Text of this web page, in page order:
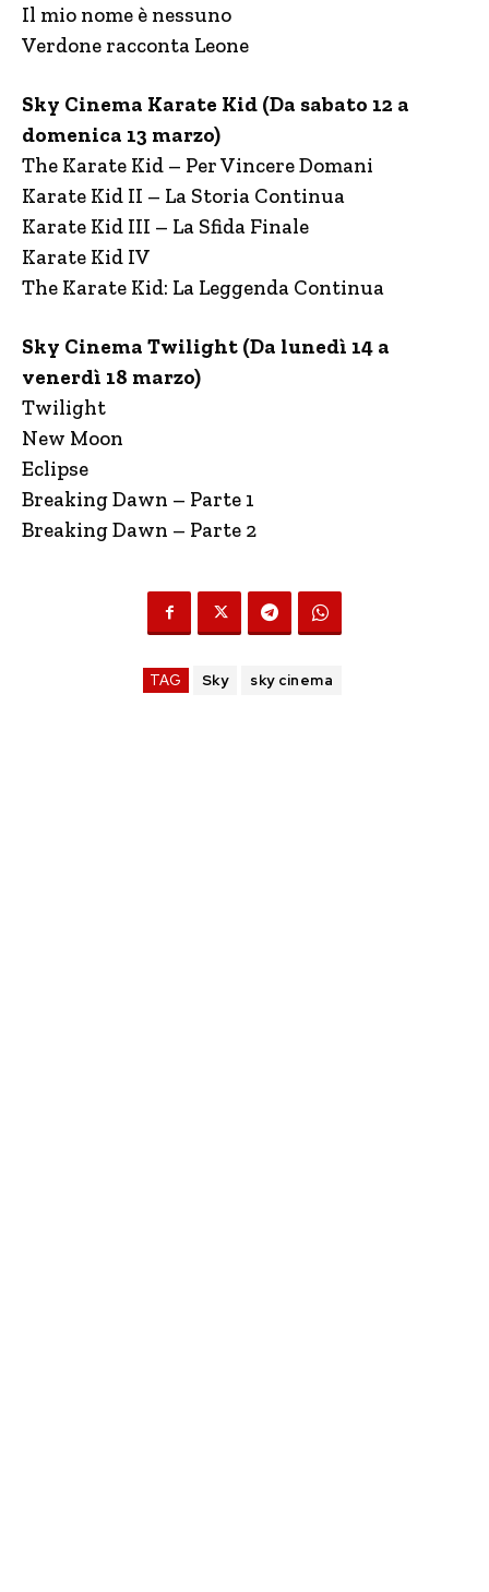
Il mio nome è nessuno
Verdone racconta Leone
Sky Cinema Karate Kid (Da sabato 12 a
domenica 13 marzo)
The Karate Kid – Per Vincere Domani
Karate Kid II – La Storia Continua
Karate Kid III – La Sfida Finale
Karate Kid IV
The Karate Kid: La Leggenda Continua
Sky Cinema Twilight (Da lunedì 14 a
venerdì 18 marzo)
Twilight
New Moon
Eclipse
Breaking Dawn – Parte 1
Breaking Dawn – Parte 2
TAG Sky sky cinema